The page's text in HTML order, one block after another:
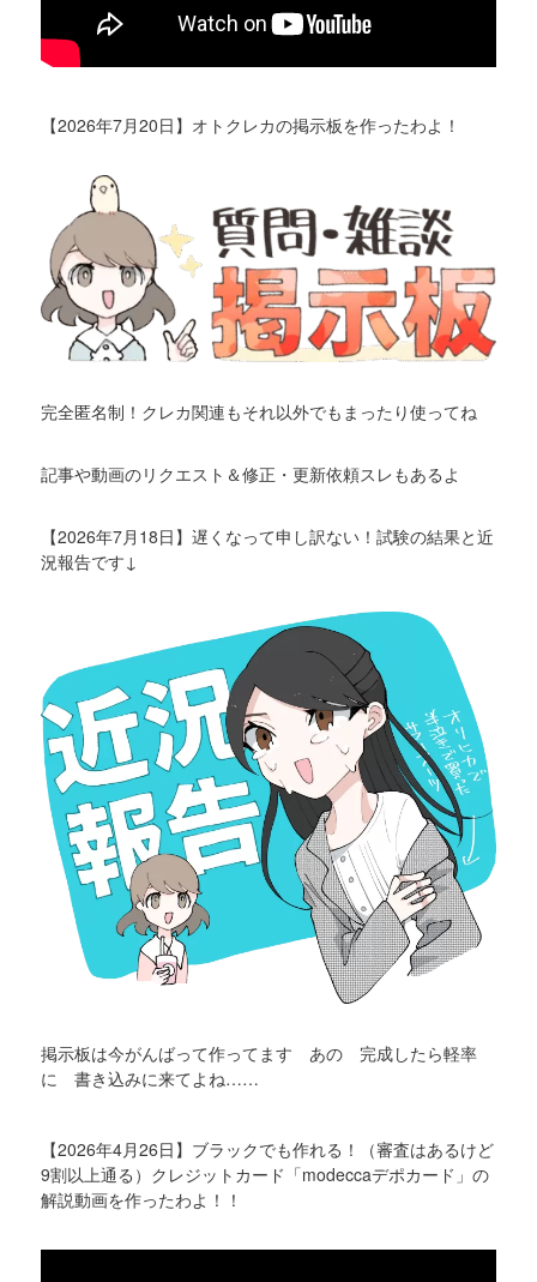
【2026年7月20日】オトクレカの掲示板を作ったわよ！
完全匿名制！クレカ関連もそれ以外でもまったり使ってね
記事や動画のリクエスト＆修正・更新依頼スレもあるよ
【2026年7月18日】遅くなって申し訳ない！試験の結果と近
況報告です↓
掲示板は今がんばって作ってます あの 完成したら軽率
に 書き込みに来てよね……
【2026年4月26日】ブラックでも作れる！（審査はあるけど
9割以上通る）クレジットカード「modeccaデポカード」の
解説動画を作ったわよ！！